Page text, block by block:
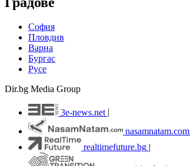
София
Пловдив
Варна
Бургас
Русе
Dir.bg Media Group
3e-news.net
nasamnatam.com
realtimefuture.bg |